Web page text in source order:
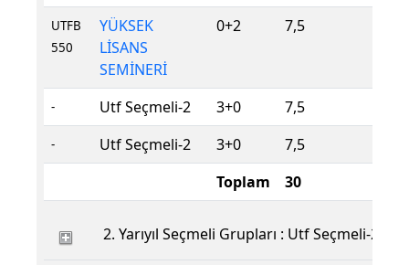
UTFB
550
YÜKSEK
LİSANS
SEMİNERİ
0+2 7,5
- Utf Seçmeli-2 3+0 7,5
- Utf Seçmeli-2 3+0 7,5
Toplam
30
2. Yarıyıl Seçmeli Grupları : Utf Seçmeli-2